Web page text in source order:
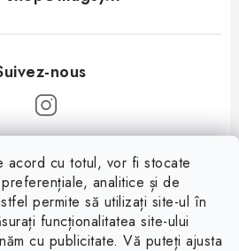
acord cu totul, vor fi stocate
analitice și de
permite să utilizați site-ul în
funcționalitatea site-ului
cu publicitate. Vă puteți ajusta